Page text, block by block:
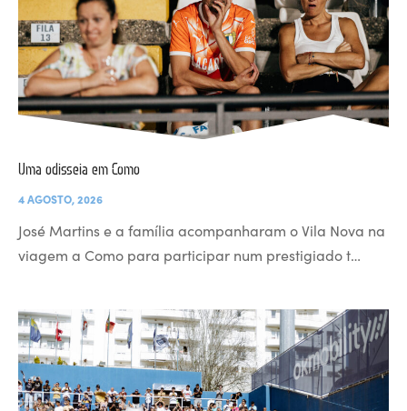
Uma odisseia em Como
4 AGOSTO, 2026
José Martins e a família acompanharam o Vila Nova na
viagem a Como para participar num prestigiado t…